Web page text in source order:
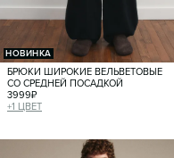
НОВИНКА
БРЮКИ ШИРОКИЕ ВЕЛЬВЕТОВЫЕ
СО СРЕДНЕЙ ПОСАДКОЙ
3999₽
+1 ЦВЕТ